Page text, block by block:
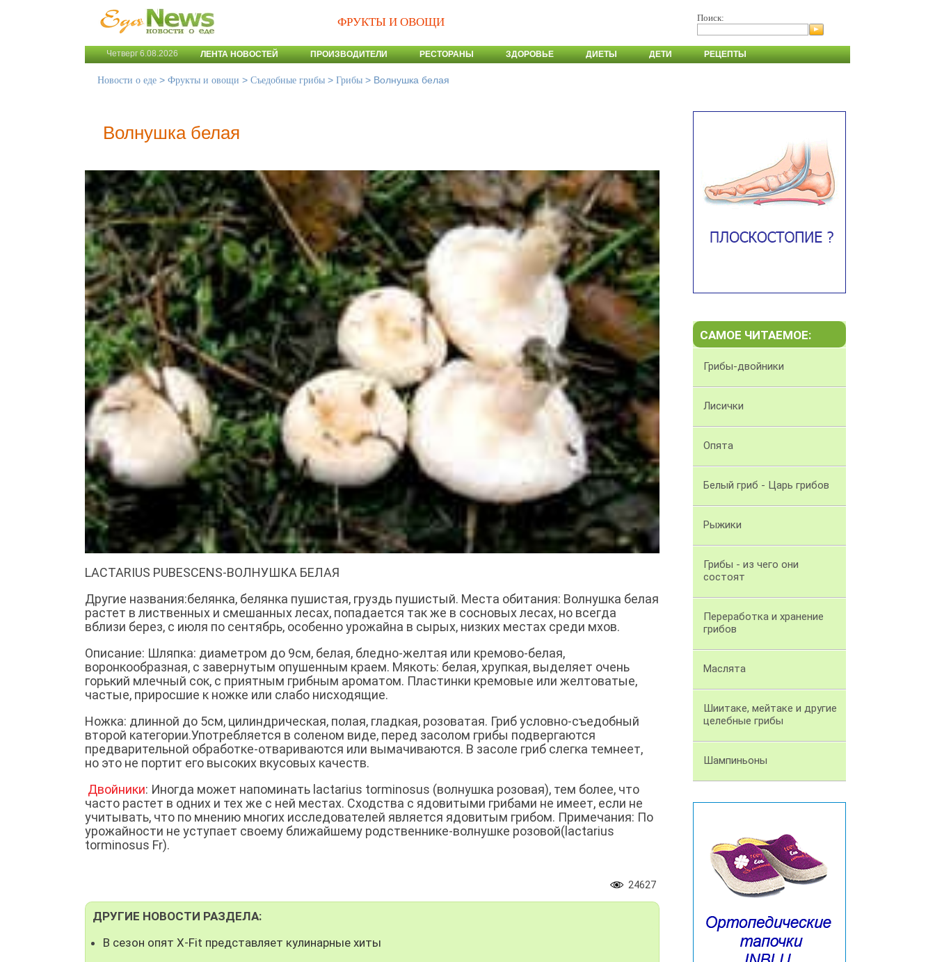
ФРУКТЫ И ОВОЩИ Поиск:
Четверг 6.08.2026 ЛЕНТА НОВОСТЕЙ ПРОИЗВОДИТЕЛИ РЕСТОРАНЫ ЗДОРОВЬЕ ДИЕТЫ ДЕТИ РЕЦЕПТЫ
Новости о еде > Фрукты и овощи > Съедобные грибы > Грибы > Волнушка белая
Волнушка белая
LACTARIUS PUBESCENS-ВОЛНУШКА БЕЛАЯ
Другие названия:белянка, белянка пушистая, груздь пушистый. Места обитания: Волнушка белая
растет в лиственных и смешанных лесах, попадается так же в сосновых лесах, но всегда
вблизи берез, с июля по сентябрь, особенно урожайна в сырых, низких местах среди мхов.
Описание: Шляпка: диаметром до 9см, белая, бледно-желтая или кремово-белая,
воронкообразная, с завернутым опушенным краем. Мякоть: белая, хрупкая, выделяет очень
горький млечный сок, с приятным грибным ароматом. Пластинки кремовые или желтоватые,
частые, приросшие к ножке или слабо нисходящие.
Ножка: длинной до 5см, цилиндрическая, полая, гладкая, розоватая. Гриб условно-съедобный
второй категории.Употребляется в соленом виде, перед засолом грибы подвергаются
предварительной обработке-отвариваются или вымачиваются. В засоле гриб слегка темнеет,
но это не портит его высоких вкусовых качеств.
Двойники: Иногда может напоминать lactarius torminosus (волнушка розовая), тем более, что
часто растет в одних и тех же с ней местах. Сходства с ядовитыми грибами не имеет, если не
учитывать, что по мнению многих исследователей является ядовитым грибом. Примечания: По
урожайности не уступает своему ближайшему родственникe-волнушке розовой(lactarius
torminosus Fr).
24627
ДРУГИЕ НОВОСТИ РАЗДЕЛА:
В сезон опят X-Fit представляет кулинарные хиты
САМОЕ ЧИТАЕМОЕ:
Грибы-двойники
Лисички
Опята
Белый гриб - Царь грибов
Рыжики
Грибы - из чего они
состоят
Переработка и хранение
грибов
Маслята
Шиитаке, мейтаке и другие
целебные грибы
Шампиньоны